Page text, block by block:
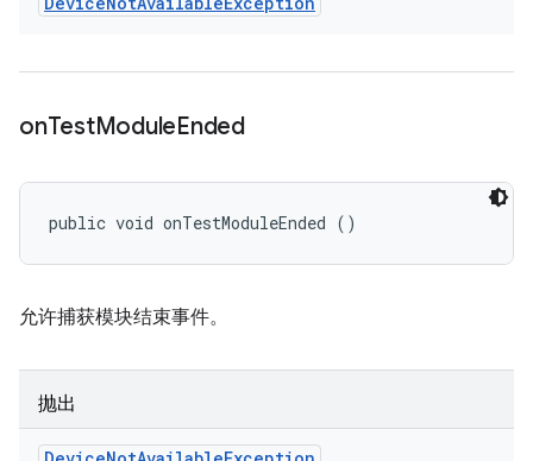
onTestModuleEnded
public void onTestModuleEnded ()
允许捕获模块结束事件。
抛出